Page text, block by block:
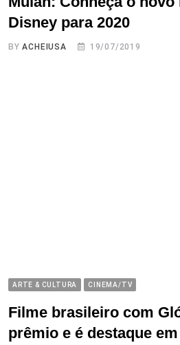
Disney para 2020
BYACHEIUSA 19/07/2019
ARTE & CULTURA CINEMA/TV
Filme brasileiro com
prêmio e é destaque